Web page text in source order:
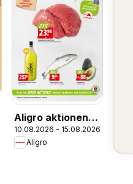
Aligro aktionen
Chavannes,
Matran, Genève,
10.08.2026 - 15.08.2026
Aligro